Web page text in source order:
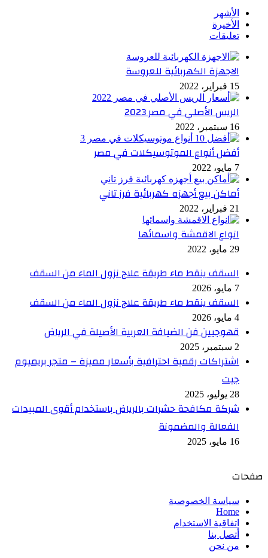
الأشهر
الأخيرة
تعليقات
الاجهزة الكهربائية للعروسة
15 فبراير، 2022
الريس الأصلي في مصر 2023
16 سبتمبر، 2022
أفضل أنواع الموتوسيكلات في مصر
7 مايو، 2022
أماكن بيع أجهزه كهربائية فرز تاني
21 فبراير، 2022
انواع الاقمشة واسمائها
29 مايو، 2022
السقف ينقط ماء طريقة علاج نزول الماء من السقف
7 مايو، 2026
السقف ينقط ماء طريقة علاج نزول الماء من السقف
4 مايو، 2026
قهوجيين فن الضيافة العربية الأصيلة في الرياض
2 سبتمبر، 2025
اشتراكات رقمية احترافية بأسعار مميزة – متجر بريميوم
جيت
28 يوليو، 2025
شركة مكافحة حشرات بالرياض باستخدام أقوى المبيدات
الفعالة والمضمونة
16 مايو، 2025
صفحات
سياسة الخصوصية
Home
اتفاقية الاستخدام
أتصل بنا
من نحن